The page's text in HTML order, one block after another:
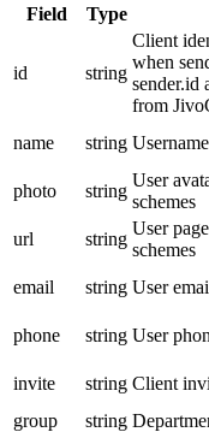
Field Type
id string
Client
when
sender.id
from
name string Username
photo
string
User
schemes
url
string
User
schemes
email
string User
phone
string User
invite
string Client
group
string